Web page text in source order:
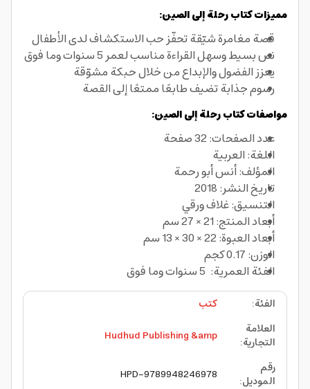
مميزات كتاب رحلة إلى الصين:
قصة مغامرة شيّقة تحفّز حب الاستكشاف لدى الأطفال
نص بسيط وسهل القراءة مناسب لعمر 5 سنوات وما فوق
يعزز الفضول والإبداع من خلال حبكة مشوّقة
رسوم جذابة تضيف طابعًا ممتعًا إلى القصة
مواصفات كتاب رحلة إلى الصين:
عدد الصفحات: 32 صفحة
اللغة: العربية
المؤلف: أنس أبو رحمة
تاريخ النشر: 2018
التنسيق: غلاف ورقي
أبعاد المنتج: 21 × 27 سم
أبعاد العبوة: 22 × 30 × 13 سم
الوزن: 0.17 كجم
الفئة العمرية: 5 سنوات وما فوق
الفئة:
كتب
العلامة
التجارية:
Hudhud Publishing &amp
رقم
الموديل:
HPD-9789948246978